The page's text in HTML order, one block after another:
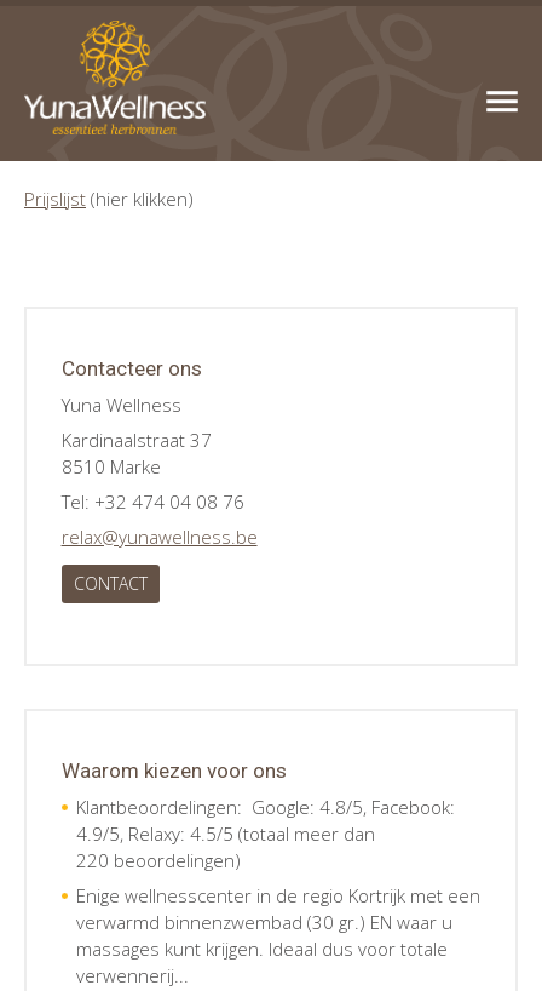
Prijslijst (hier klikken)
Contacteer ons
Yuna Wellness
Kardinaalstraat 37
8510 Marke
Tel: +32 474 04 08 76
relax@yunawellness.be
CONTACT
Waarom kiezen voor ons
Klantbeoordelingen: Google: 4.8/5, Facebook:
4.9/5, Relaxy: 4.5/5 (totaal meer dan
220 beoordelingen)
Enige wellnesscenter in de regio Kortrijk met een
verwarmd binnenzwembad (30 gr.) EN waar u
massages kunt krijgen. Ideaal dus voor totale
verwennerij...